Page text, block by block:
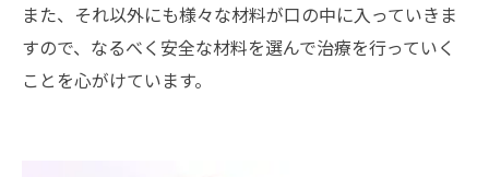
また、それ以外にも様々な材料が口の中に入っていきま
すので、なるべく安全な材料を選んで治療を行っていく
ことを心がけています。